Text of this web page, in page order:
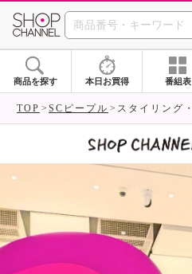
SHOP
商品を探す 本日お買得 番組表
TOP SCピープル スタイリング